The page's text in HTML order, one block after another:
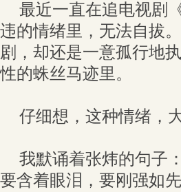
最近一直在追电视剧
违的情绪里，无法自拔
剧，却还是一意孤行地
性的蛛丝马迹里。
仔细想，这种情绪，
我默诵着张炜的句子
要含着眼泪，要刚强如